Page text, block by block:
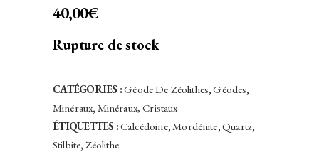
40,00€
Rupture de stock
CATÉGORIES :Géode De Zéolithes,Géodes,
Minéraux, Minéraux, Cristaux
ÉTIQUETTES :Calcédoine,Mordénite,Quartz,
Stilbite, Zéolithe